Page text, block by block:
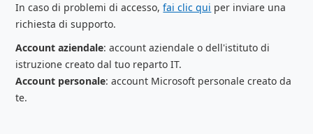
In caso di problemi di accesso,fai clic qui per inviare una
richiesta di supporto.
Account aziendale: account aziendale o dell'istituto di
istruzione creato dal tuo reparto IT.
Account personale: account Microsoft personale creato da
te.